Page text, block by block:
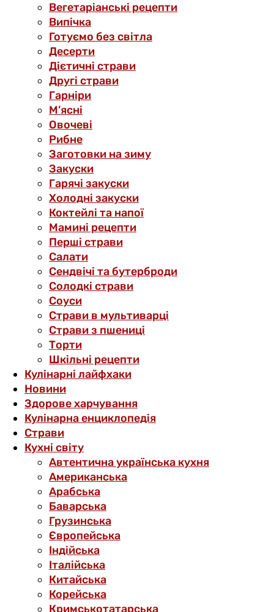
Вегетаріанські рецепти
Випічка
Готуємо без світла
Десерти
Дієтичні страви
Другі страви
Гарніри
М’ясні
Овочеві
Рибне
Заготовки на зиму
Закуски
Гарячі закуски
Холодні закуски
Коктейлі та напої
Мамині рецепти
Перші страви
Салати
Сендвічі та бутерброди
Солодкі страви
Соуси
Страви в мультиварці
Страви з пшениці
Торти
Шкільні рецепти
Кулінарні лайфхаки
Новини
Здорове харчування
Кулінарна енциклопедія
Страви
Кухні світу
Автентична українська кухня
Американська
Арабська
Баварська
Грузинська
Європейська
Індійська
Італійська
Китайська
Корейська
Кримськотатарська